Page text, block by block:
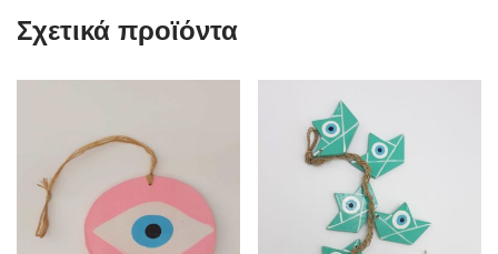
Σχετικά προϊόντα